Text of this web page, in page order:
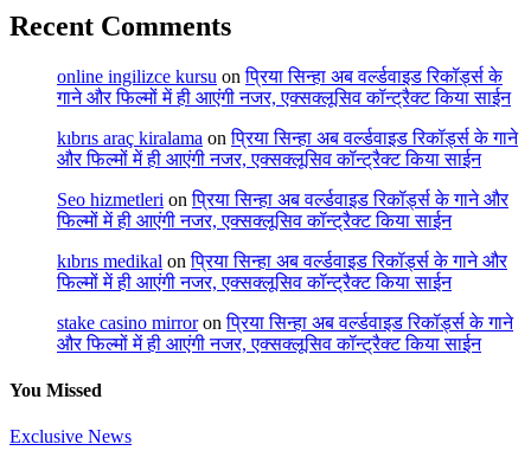
Recent Comments
online ingilizce kursu onप्रिया सिन्हा अब वर्ल्डवाइड रिकॉर्ड्स के
गाने और फिल्मों में ही आएंगी नजर, एक्सक्लूसिव कॉन्ट्रैक्ट किया साईन
kıbrıs araç kiralama onप्रिया सिन्हा अब वर्ल्डवाइड रिकॉर्ड्स के गाने
और फिल्मों में ही आएंगी नजर, एक्सक्लूसिव कॉन्ट्रैक्ट किया साईन
Seo hizmetleri onप्रिया सिन्हा अब वर्ल्डवाइड रिकॉर्ड्स के गाने और
फिल्मों में ही आएंगी नजर, एक्सक्लूसिव कॉन्ट्रैक्ट किया साईन
kıbrıs medikal onप्रिया सिन्हा अब वर्ल्डवाइड रिकॉर्ड्स के गाने और
फिल्मों में ही आएंगी नजर, एक्सक्लूसिव कॉन्ट्रैक्ट किया साईन
stake casino mirroronप्रिया सिन्हा अब वर्ल्डवाइड रिकॉर्ड्स के गाने
और फिल्मों में ही आएंगी नजर, एक्सक्लूसिव कॉन्ट्रैक्ट किया साईन
You Missed
Exclusive News